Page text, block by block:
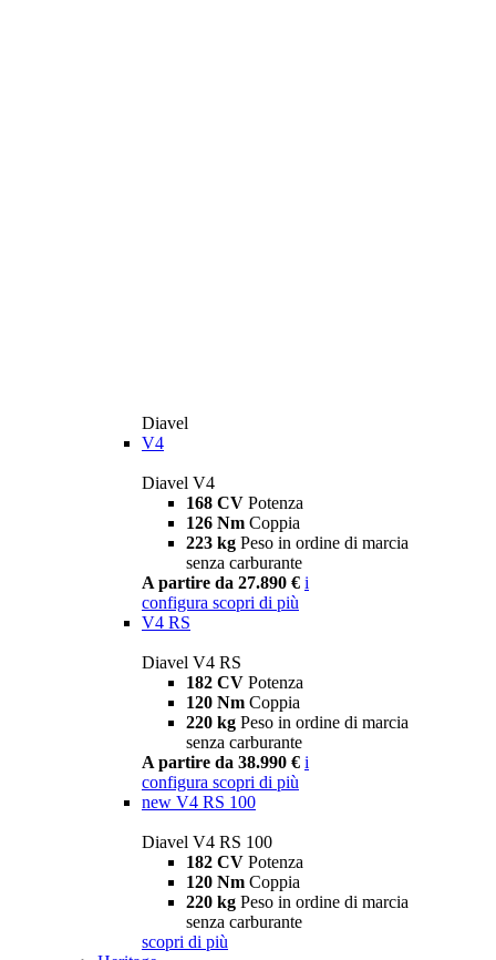
Diavel
V4
Diavel V4
168 CV Potenza
126 Nm Coppia
223 kg Peso in ordine di marcia
senza carburante
A partire da 27.890 € i
configura scopri di più
V4 RS
Diavel V4 RS
182 CV Potenza
120 Nm Coppia
220 kg Peso in ordine di marcia
senza carburante
A partire da 38.990 € i
configura scopri di più
new V4 RS 100
Diavel V4 RS 100
182 CV Potenza
120 Nm Coppia
220 kg Peso in ordine di marcia
senza carburante
scopri di più